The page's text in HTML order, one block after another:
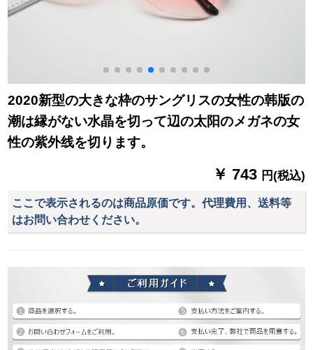
2020新型の大きな枠のサングリスの女性の韩版の
潮は縁がない水晶を切って辺の太阳のメガネの女
性の紫外线を切ります。
￥ 743 円(税込)
ここで表示されるのは商品原価です。代理費用、送料等
はお問い合わせください。